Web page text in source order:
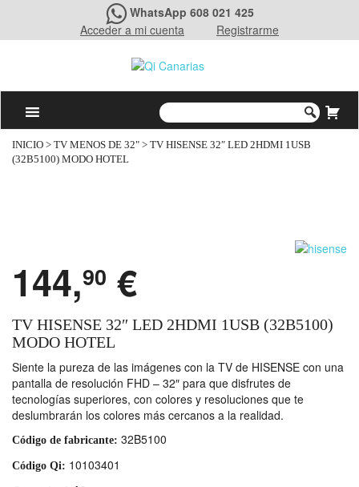
WhatsApp 608 021 425
Acceder a mi cuenta
Registrarme
INICIO > TV MENOS DE 32" > TV HISENSE 32″ LED 2HDMI 1USB
(32B5100) MODO HOTEL
144,90 €
TV HISENSE 32″ LED 2HDMI 1USB (32B5100)
MODO HOTEL
Siente la pureza de las imágenes con la TV de HISENSE con una
pantalla de resolución FHD – 32″ para que disfrutes de
tecnologías superiores, con colores y resoluciones que te
deslumbrarán los colores más cercanos a la realidad.
Código de fabricante: 32B5100
Código Qi: 10103401